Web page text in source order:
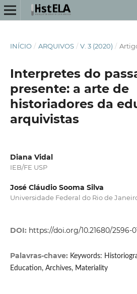
INÍCIO / ARQUIVOS / V. 3 (2020) /
Interpretes do
presente: a arte de
historiadores da
arquivistas
Diana Vidal
IEB/FE USP
José Cláudio Sooma Silva
Universidade Federal do Rio de
DOI: https://doi.org/10.21680/2596-
Palavras-chave: Keywords:
Education, Archives, Materiality